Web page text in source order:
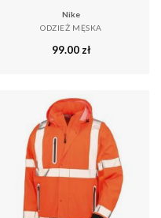
Nike
ODZIEŻ MĘSKA
99.00 zł